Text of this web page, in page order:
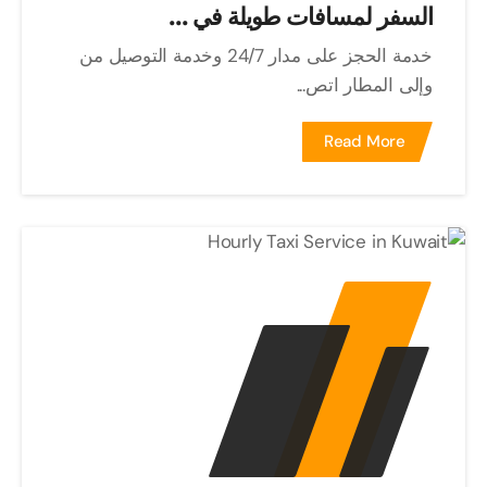
السفر لمسافات طويلة في ...
خدمة الحجز على مدار 24/7 وخدمة التوصيل من
وإلى المطار اتص...
Read More